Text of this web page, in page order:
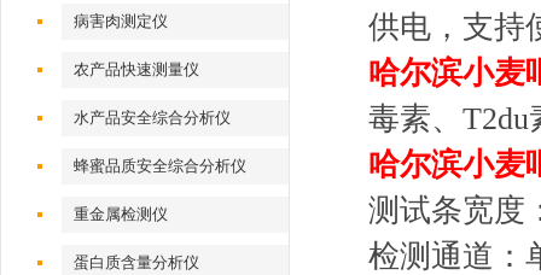
病害肉测定仪
农产品快速测量仪
水产品安全综合分析仪
蜂蜜品质安全综合分析仪
重金属检测仪
蛋白质含量分析仪
供电，支持
哈尔滨小麦
毒素、
哈尔滨小麦
测试条宽度
检测通道：